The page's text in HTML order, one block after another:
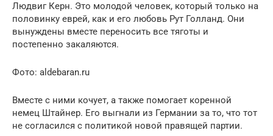
Людвиг Керн. Это молодой человек, который только на
половинку еврей, как и его любовь Рут Голланд. Они
вынуждены вместе переносить все тяготы и
постепенно закаляются.
Фото: aldebaran.ru
Вместе с ними кочует, а также помогает коренной
немец Штайнер. Его выгнали из Германии за то, что тот
не согласился с политикой новой правящей партии.